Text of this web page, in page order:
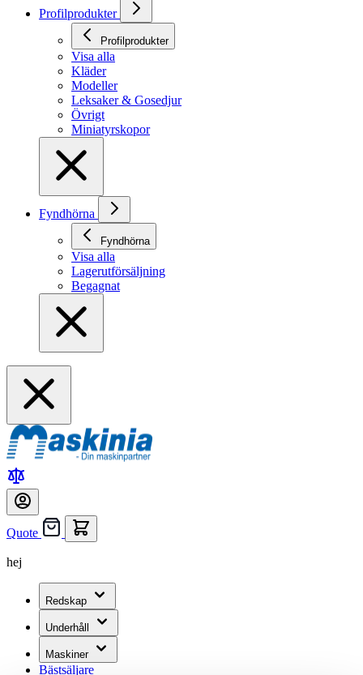
Profilprodukter
Profilprodukter
Visa alla
Kläder
Modeller
Leksaker & Gosedjur
Övrigt
Miniatyrskopor
Fyndhörna
Fyndhörna
Visa alla
Lagerutförsäljning
Begagnat
Quote
hej
Redskap
Underhåll
Maskiner
Bästsäljare